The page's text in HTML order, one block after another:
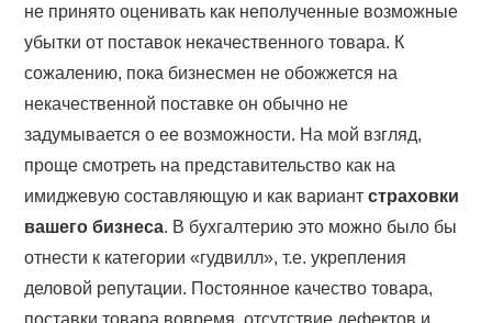
не принято оценивать как неполученные возможные
убытки от поставок некачественного товара. К
сожалению, пока бизнесмен не обожжется на
некачественной поставке он обычно не
задумывается о ее возможности. На мой взгляд,
проще смотреть на представительство как на
имиджевую составляющую и как вариант страховки
вашего бизнеса. В бухгалтерию это можно было бы
отнести к категории «гудвилл», т.е. укрепления
деловой репутации. Постоянное качество товара,
поставки товара вовремя, отсутствие дефектов и